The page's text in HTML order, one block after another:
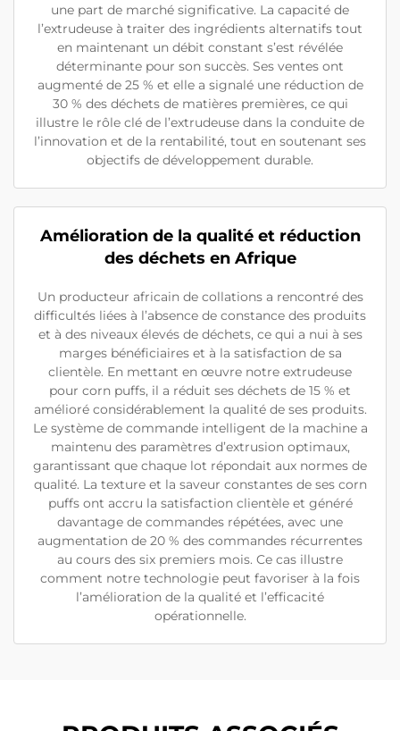
une part de marché significative. La capacité de
l’extrudeuse à traiter des ingrédients alternatifs tout
en maintenant un débit constant s’est révélée
déterminante pour son succès. Ses ventes ont
augmenté de 25 % et elle a signalé une réduction de
30 % des déchets de matières premières, ce qui
illustre le rôle clé de l’extrudeuse dans la conduite de
l’innovation et de la rentabilité, tout en soutenant ses
objectifs de développement durable.
Amélioration de la qualité et réduction
des déchets en Afrique
Un producteur africain de collations a rencontré des
difficultés liées à l’absence de constance des produits
et à des niveaux élevés de déchets, ce qui a nui à ses
marges bénéficiaires et à la satisfaction de sa
clientèle. En mettant en œuvre notre extrudeuse
pour corn puffs, il a réduit ses déchets de 15 % et
amélioré considérablement la qualité de ses produits.
Le système de commande intelligent de la machine a
maintenu des paramètres d’extrusion optimaux,
garantissant que chaque lot répondait aux normes de
qualité. La texture et la saveur constantes de ses corn
puffs ont accru la satisfaction clientèle et généré
davantage de commandes répétées, avec une
augmentation de 20 % des commandes récurrentes
au cours des six premiers mois. Ce cas illustre
comment notre technologie peut favoriser à la fois
l’amélioration de la qualité et l’efficacité
opérationnelle.